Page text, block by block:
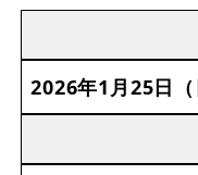
2026年1月25日